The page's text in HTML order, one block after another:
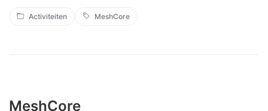
Activiteiten MeshCore
MeshCore